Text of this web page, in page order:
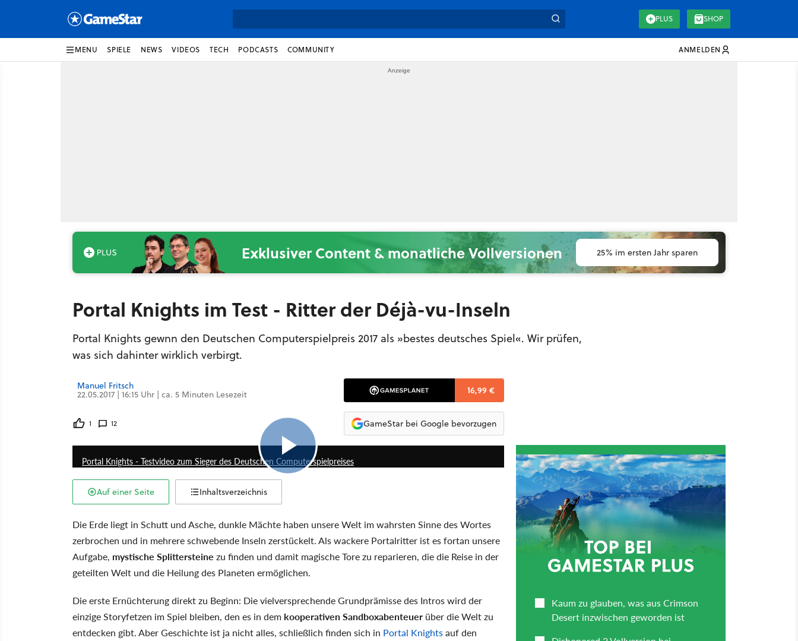
PLUS SHOP
MENU SPIELE NEWS VIDEOS TECH PODCASTS COMMUNITY ANMELDEN
Exklusiver Content & monatliche Vollversionen 25% im ersten Jahr sparen
Portal Knights im Test - Ritter der Déjà-vu-Inseln
Portal Knights gewnn den Deutschen Computerspielpreis 2017 als »bestes deutsches Spiel«. Wir prüfen,
was sich dahinter wirklich verbirgt.
Manuel Fritsch
22.05.2017 | 16:15 Uhr | ca. 5 Minuten Lesezeit
1 12
16,99 €
GameStar bei Google bevorzugen
6:09
Portal Knights - Testvideo zum Sieger des Deutschen Computerspielpreises
Auf einer Seite Inhaltsverzeichnis
Die Erde liegt in Schutt und Asche, dunkle Mächte haben unsere Welt im wahrsten Sinne des Wortes
zerbrochen und in mehrere schwebende Inseln zerstückelt. Als wackere Portalritter ist es fortan unsere
Aufgabe, mystische Splittersteine zu finden und damit magische Tore zu reparieren, die die Reise in der
geteilten Welt und die Heilung des Planeten ermöglichen.
Die erste Ernüchterung direkt zu Beginn: Die vielversprechende Grundprämisse des Intros wird der
einzige Storyfetzen im Spiel bleiben, den es in dem kooperativen Sandboxabenteuer über die Welt zu
entdecken gibt. Aber Geschichte ist ja nicht alles, schließlich finden sich in Portal Knightsauf den